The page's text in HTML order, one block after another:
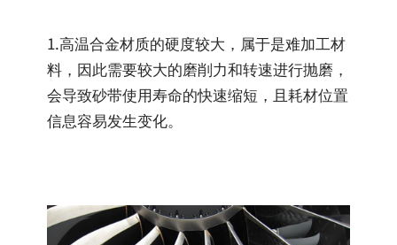
1.高温合金材质的硬度较大，属于是难加工材
料，因此需要较大的磨削力和转速进行抛磨，
会导致砂带使用寿命的快速缩短，且耗材位置
信息容易发生变化。